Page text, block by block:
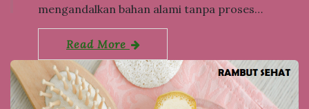
mengandalkan bahan alami tanpa proses…
Read More